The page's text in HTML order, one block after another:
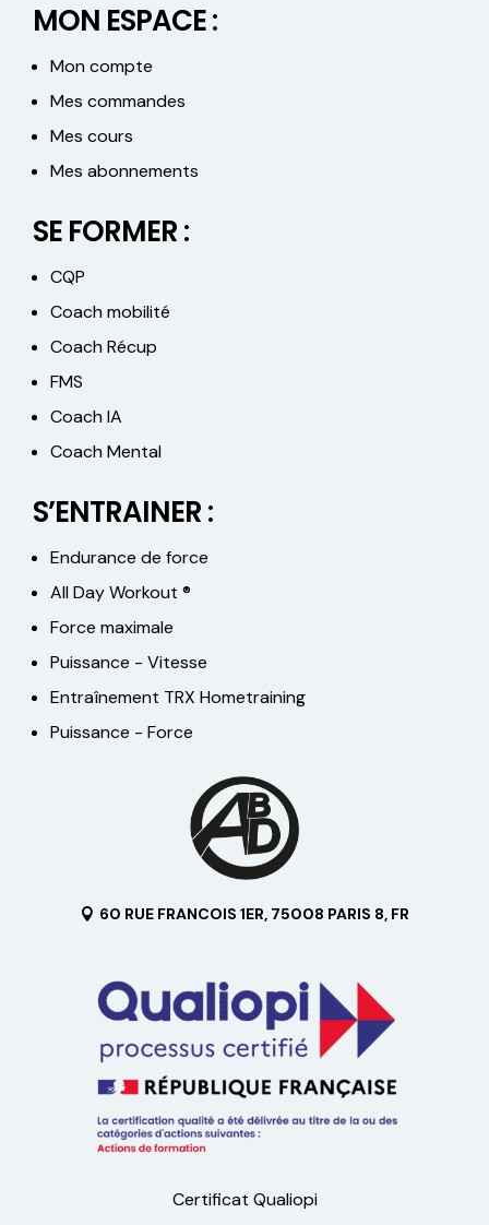
MON ESPACE :
Mon compte
Mes commandes
Mes cours
Mes abonnements
SE FORMER :
CQP
Coach mobilité
Coach Récup
FMS
Coach IA
Coach Mental
S’ENTRAINER :
Endurance de force
All Day Workout ®
Force maximale
Puissance - Vitesse
Entraînement TRX Hometraining
Puissance - Force
60 RUE FRANCOIS 1ER, 75008 PARIS 8, FR
Certificat Qualiopi